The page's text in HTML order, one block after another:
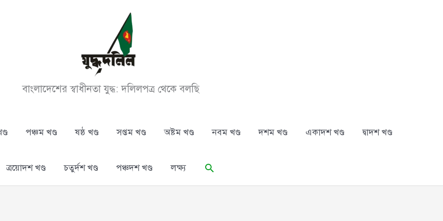
বাংলাদেশের স্বাধীনতা যুদ্ধ: দলিলপত্র থেকে বলছি
পঞ্চম খণ্ড ষষ্ঠ খণ্ড সপ্তম খণ্ড অষ্টম খণ্ড নবম খণ্ড দশম খণ্ড একাদশ খণ্ড দ্বাদশ খণ্ড
ত্রয়োদশ খণ্ড চতুর্দশ খণ্ড পঞ্চদশ খণ্ড লক্ষ্য Search